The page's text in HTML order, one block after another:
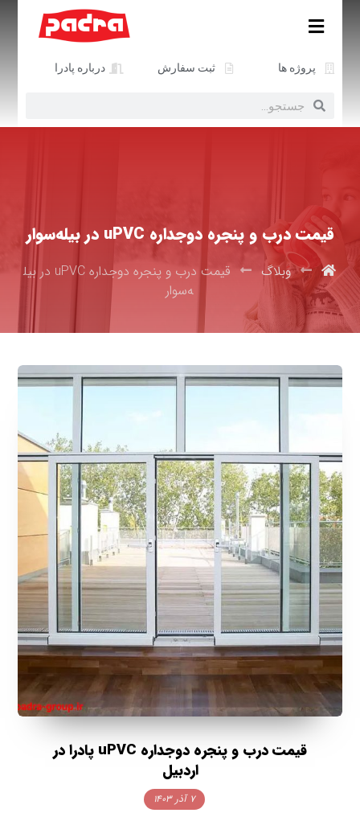
پروژه ها ثبت سفارش درباره پادرا
قیمت درب و پنجره دوجداره uPVC در بیله‌سوار
وبلاگ
قیمت درب و پنجره دوجداره uPVC در بیل
ه‌سوار
قیمت درب و پنجره دوجداره uPVC پادرا در
اردبیل
۷ آذر ۱۴۰۳